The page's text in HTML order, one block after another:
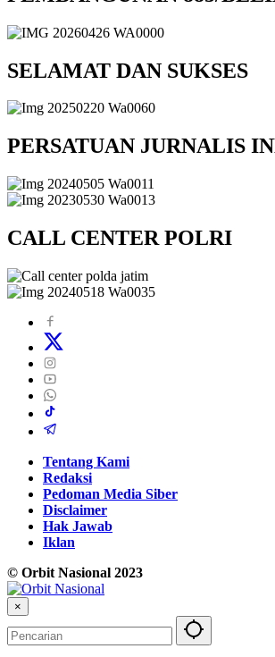
SELAMAT DAN SUKSES
PERSATUAN JURNALIS
CALL CENTER POLRI
Tentang Kami
Redaksi
Pedoman Media Siber
Disclaimer
Hak Jawab
Iklan
© Orbit Nasional 2023
×